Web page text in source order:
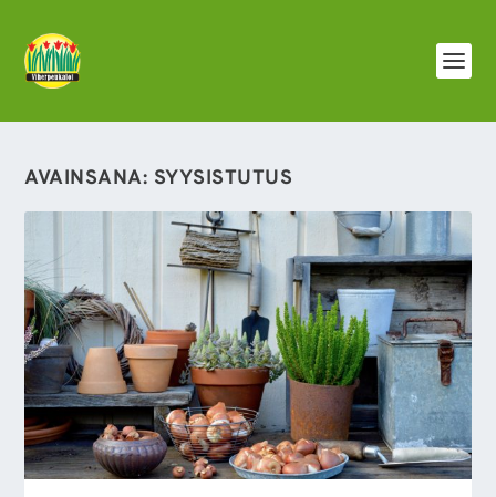
AVAINSANA: SYYSISTUTUS